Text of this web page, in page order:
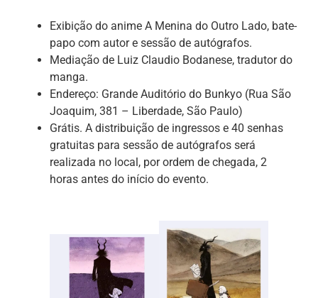
Exibição do anime A Menina do Outro Lado, bate-
papo com autor e sessão de autógrafos.
Mediação de Luiz Claudio Bodanese, tradutor do
manga.
Endereço: Grande Auditório do Bunkyo (Rua São
Joaquim, 381 – Liberdade, São Paulo)
Grátis. A distribuição de ingressos e 40 senhas
gratuitas para sessão de autógrafos será
realizada no local, por ordem de chegada, 2
horas antes do início do evento.